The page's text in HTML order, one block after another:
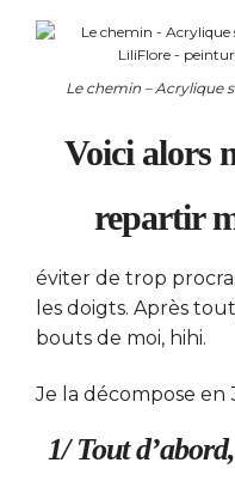
Le chemin – Acrylique
Voici alors
repartir
éviter de trop
les doigts. Après
bouts de moi, hihi.
Je la décompose en
1/ Tout